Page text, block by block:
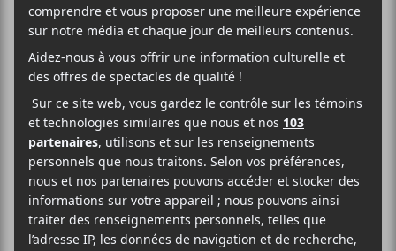
Cet évènement est passé.
The Smile
2023-07-15 @ 20:00-23:00
Le groupe The Smilecomposé de Thom Yorke,
Jonny Greenwood et Tom Skinner sera de retour
dans la grande région montréalaise avec un arrêt à la
Place Bell le 15 juillet prochain.